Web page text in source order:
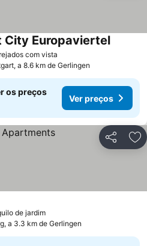
com vista
City Europaviertel
a 8.6 km de Gerlingen
os preços
Ver preços
Partilhar
de jardim
a 3.3 km de Gerlingen